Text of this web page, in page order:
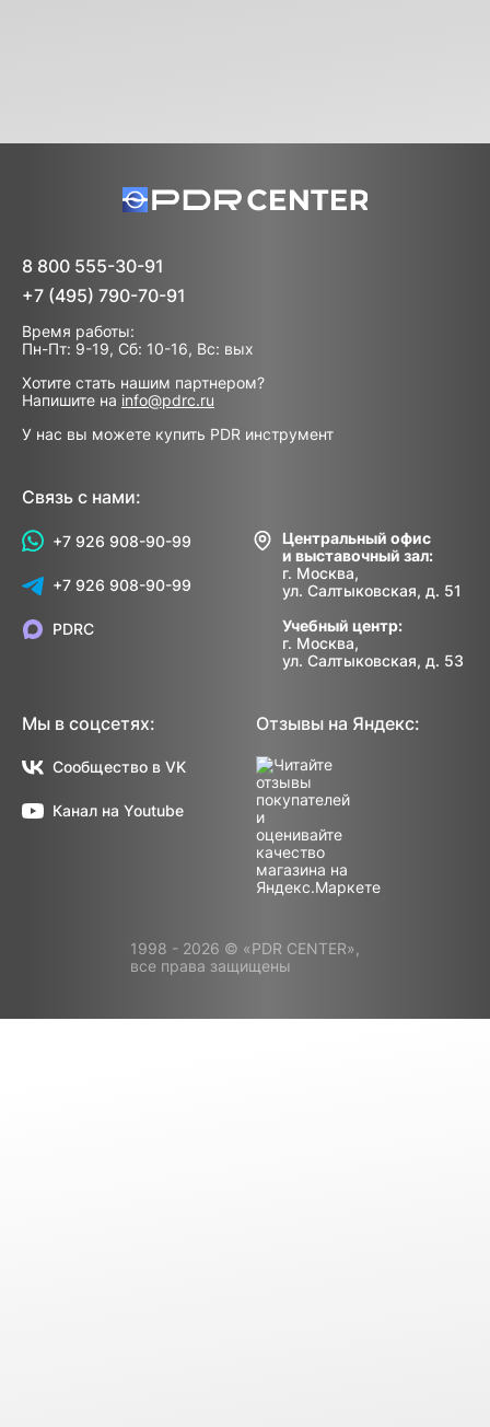
8 800 555-30-91
+7 (495) 790-70-91
Время работы:
Пн-Пт: 9-19, Сб: 10-16, Вс: вых
Хотите стать нашим партнером?
Напишите на info@pdrc.ru
У нас вы можете купить PDR инструмент
Связь с нами:
+7 926 908-90-99
+7 926 908-90-99
Центральный офис
и выставочный зал:
г. Москва,
ул. Салтыковская, д. 51
Учебный центр:
г. Москва,
ул. Салтыковская, д. 53
PDRC
Мы в соцсетях:
Сообщество в VK
Канал на Youtube
Отзывы на Яндекс:
1998 - 2026 © «PDR CENTER»,
все права защищены